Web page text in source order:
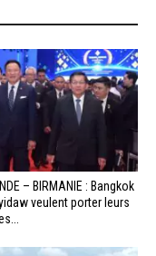
– BIRMANIE : Bangkok
veulent porter leurs